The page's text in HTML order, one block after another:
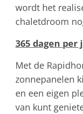
wordt het
chaletdroom
365 dagen
Met de
zonnepanelen
en een eigen
van kunt